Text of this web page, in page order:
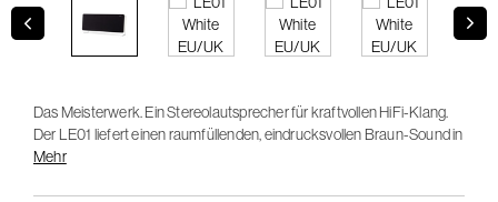
Das Meisterwerk. Ein Stereolautsprecher für kraftvollen HiFi-Klang.
Der LE01 liefert einen raumfüllenden, eindrucksvollen Braun-Sound in
einem hohen Dynamikbereich mit gleichbleibend kristallklarer
Mehr